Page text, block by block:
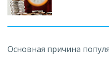
Основная причина